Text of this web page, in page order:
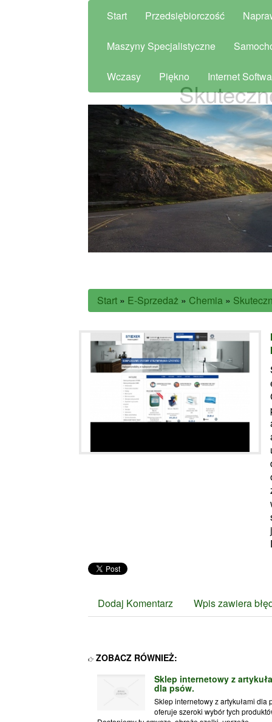
Start Przedsiębiorczość
Maszyny Specjalistyczne
Wczasy Piękno Internet
Start » E-Sprzedaż » Chemia »
Dodaj Komentarz Wpis zawiera
ZOBACZ RÓWNIEŻ:
Sklep internetowy z
dla psów.
Sklep internetowy z artykułami dla
oferuje szeroki wybór tych